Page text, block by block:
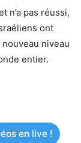
n’a pas réussi,
ont
niveau
entier.
en live !